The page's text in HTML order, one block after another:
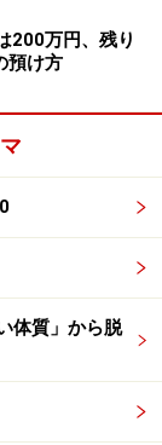
りません。問
が途絶えるこ
で取り越し苦
旅行、年に一
エピソードの
なくプレゼン
200万円、残り
預け方
体質」から脱